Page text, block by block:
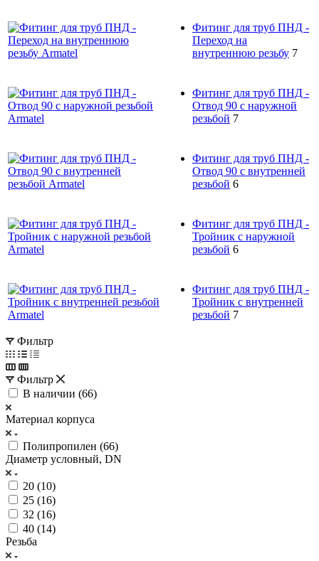
Фитинг для труб ПНД -
Переход на
внутреннюю резьбу 7
Фитинг для труб ПНД -
Отвод 90 с наружной
резьбой 7
Фитинг для труб ПНД -
Отвод 90 с внутренней
резьбой 6
Фитинг для труб ПНД -
Тройник с наружной
резьбой 6
Фитинг для труб ПНД -
Тройник с внутренней
резьбой 7
Фильтр
Фильтр
В наличии (66)
Материал корпуса
Полипропилен (66)
Диаметр условный, DN
20 (10)
25 (16)
32 (16)
40 (14)
Резьба